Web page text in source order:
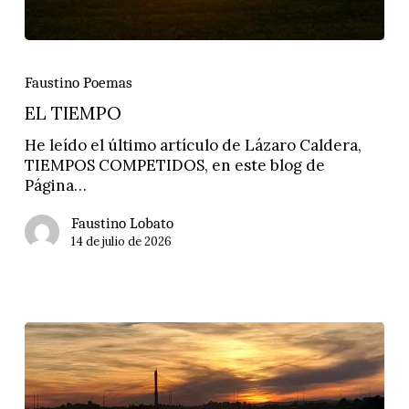
Faustino Poemas
EL TIEMPO
He leído el último artículo de Lázaro Caldera,
TIEMPOS COMPETIDOS, en este blog de
Página…
Faustino Lobato
14 de julio de 2026